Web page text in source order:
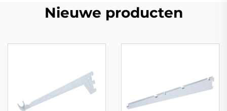
Nieuwe producten